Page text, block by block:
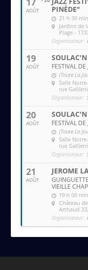
AOÛT
PINÈDE"
21 h 30
Jardins de
Plage -
Organisateur:
19
AOÛT
SOULAC'N
FESTIVAL DE
(Toute La
Salle
rue
Organisateur:
20
AOÛT
SOULAC'N
FESTIVAL DE
(Toute La
Salle
rue
Organisateur:
21
AOÛT
JEROME
VIEILLE
19 h 00
Château
Arthaud
Organisateur: